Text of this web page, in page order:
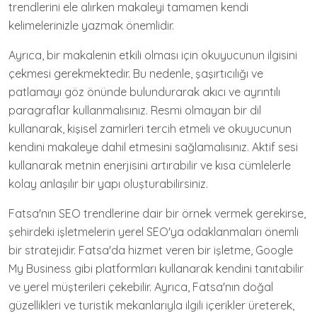
trendlerini ele alırken makaleyi tamamen kendi
kelimelerinizle yazmak önemlidir.
Ayrıca, bir makalenin etkili olması için okuyucunun ilgisini
çekmesi gerekmektedir. Bu nedenle, şaşırtıcılığı ve
patlamayı göz önünde bulundurarak akıcı ve ayrıntılı
paragraflar kullanmalısınız. Resmi olmayan bir dil
kullanarak, kişisel zamirleri tercih etmeli ve okuyucunun
kendini makaleye dahil etmesini sağlamalısınız. Aktif sesi
kullanarak metnin enerjisini artırabilir ve kısa cümlelerle
kolay anlaşılır bir yapı oluşturabilirsiniz.
Fatsa'nın SEO trendlerine dair bir örnek vermek gerekirse,
şehirdeki işletmelerin yerel SEO'ya odaklanmaları önemli
bir stratejidir. Fatsa'da hizmet veren bir işletme, Google
My Business gibi platformları kullanarak kendini tanıtabilir
ve yerel müşterileri çekebilir. Ayrıca, Fatsa'nın doğal
güzellikleri ve turistik mekanlarıyla ilgili içerikler üreterek,